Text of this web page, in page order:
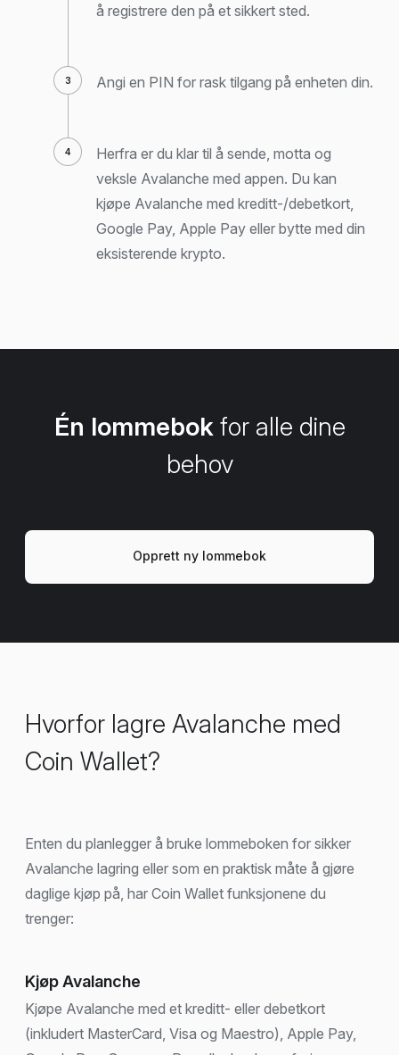
å registrere den på et sikkert sted.
Angi en PIN for rask tilgang på enheten din.
Herfra er du klar til å sende, motta og
veksle Avalanche med appen. Du kan
kjøpe Avalanche med kreditt-/debetkort,
Google Pay, Apple Pay eller bytte med din
eksisterende krypto.
Én lommebok for alle dine
behov
Opprett ny lommebok
Hvorfor lagre Avalanche med
Coin Wallet?
Enten du planlegger å bruke lommeboken for sikker
Avalanche lagring eller som en praktisk måte å gjøre
daglige kjøp på, har Coin Wallet funksjonene du
trenger:
Kjøp Avalanche
Kjøpe Avalanche med et kreditt- eller debetkort
(inkludert MasterCard, Visa og Maestro), Apple Pay,